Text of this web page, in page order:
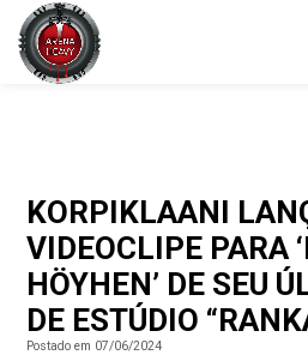
KORPIKLAANI
VIDEOCLIPE PARA
HÖYHEN’ DE SEU
DE ESTÚDIO
Postado em 07/06/2024